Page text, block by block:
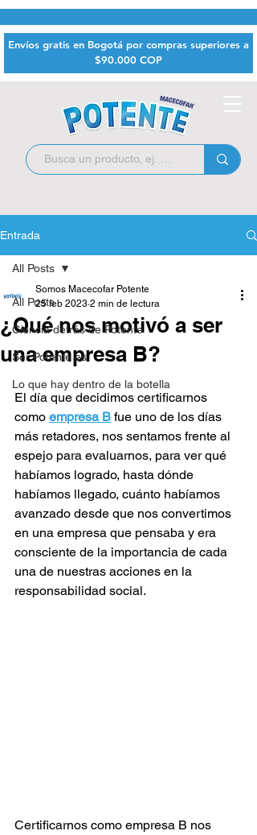
Envíos gratis en Bogotá por compras superiores a
$90.000 COP
Entrada
All Posts
Ciencia detrás de Potente
Ser Potente es
Lo que hay dentro de la botella
All Posts
¿Qué nos motivó a ser
una empresa B?
Somos Macecofar Potente
25 feb 2023 2 min de lectura
El día que decidimos certificarnos
como empresa B fue uno de los días
más retadores, nos sentamos frente al
espejo para evaluarnos, para ver qué
habíamos logrado, hasta dónde
habíamos llegado, cuánto habíamos
avanzado desde que nos convertimos
en una empresa que pensaba y era
consciente de la importancia de cada
una de nuestras acciones en la
responsabilidad social.
Certificarnos como empresa B nos